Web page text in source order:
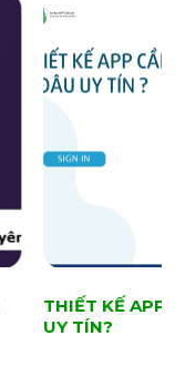
THIẾT KẾ APP
UY TÍN?